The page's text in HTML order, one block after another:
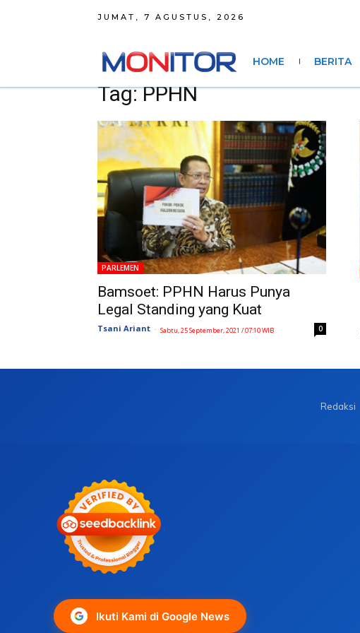
JUMAT, 7 AGUSTUS, 2026
HOME BERITA
Tag: PPHN
PARLEMEN
Bamsoet: PPHN Harus Punya
Legal Standing yang Kuat
Tsani Ariant - Sabtu, 25 September, 2021 / 07:10 WIB 0
Redaksi
Ikuti Kami di Google News